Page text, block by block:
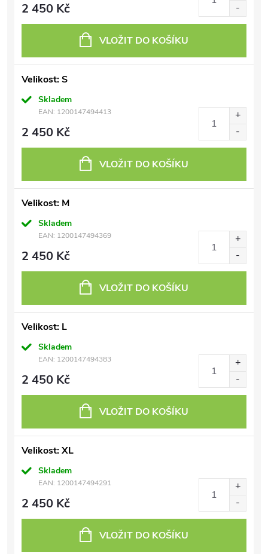
2 450 Kč
VLOŽIT DO KOŠÍKU
Velikost: S
Skladem
EAN: 1200147494413
2 450 Kč
VLOŽIT DO KOŠÍKU
Velikost: M
Skladem
EAN: 1200147494369
2 450 Kč
VLOŽIT DO KOŠÍKU
Velikost: L
Skladem
EAN: 1200147494383
2 450 Kč
VLOŽIT DO KOŠÍKU
Velikost: XL
Skladem
EAN: 1200147494291
2 450 Kč
VLOŽIT DO KOŠÍKU